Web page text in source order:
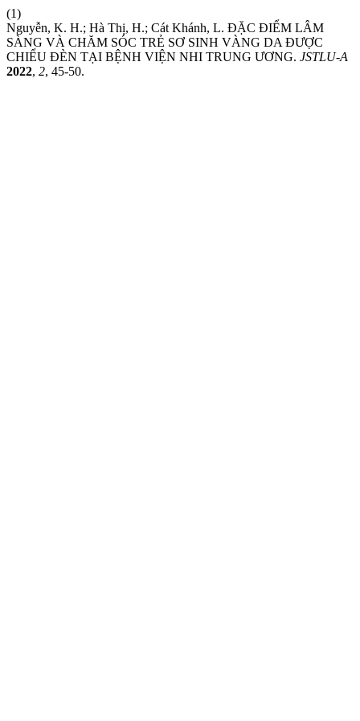
(1)
Nguyễn, K. H.; Hà Thị, H.; Cát Khánh, L. ĐẶC ĐIỂM LÂM
SÀNG VÀ CHĂM SÓC TRẺ SƠ SINH VÀNG DA ĐƯỢC
CHIỂU ĐÈN TẠI BỆNH VIỆN NHI TRUNG ƯƠNG. JSTLU-A
2022, 2, 45-50.